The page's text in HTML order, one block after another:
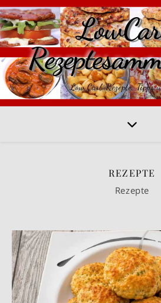
Low Carb Rezepte, Tipps
REZEPTE
Rezepte